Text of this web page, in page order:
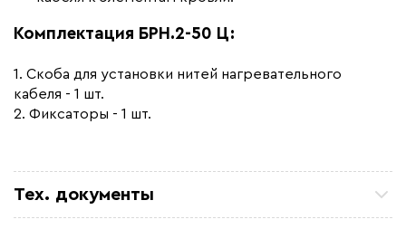
Комплектация БРН.2-50 Ц:
1. Скоба для установки нитей нагревательного
кабеля - 1 шт.
2. Фиксаторы - 1 шт.
Тех. документы